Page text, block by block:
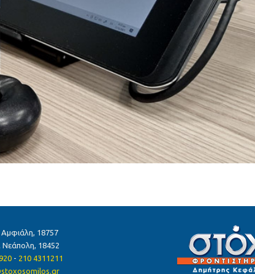
Αμφιάλη, 18757
Νεάπολη, 18452
- 210 4311211